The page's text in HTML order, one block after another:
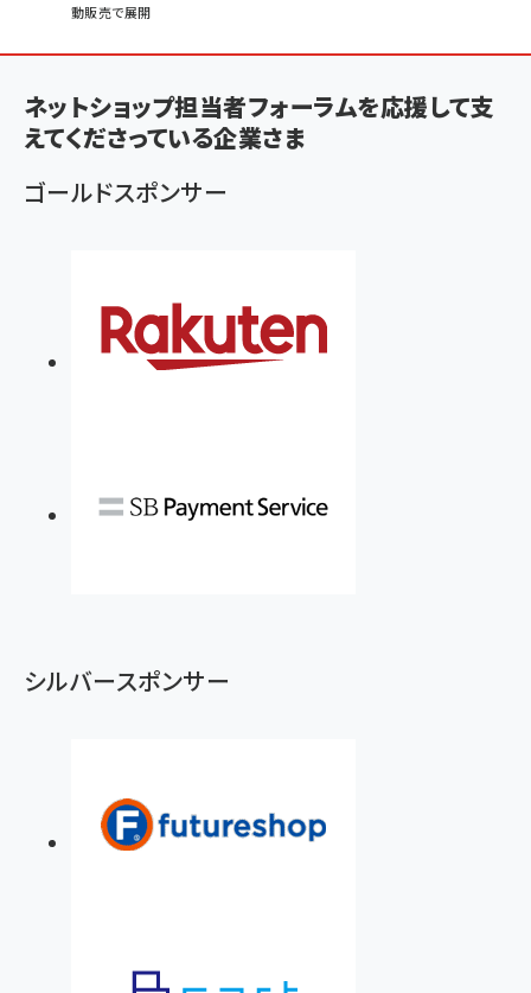
く
ず
動販売で展開
ネットショップ担当者フォーラムを応援して支
えてくださっている企業さま
ゴールドスポンサー
シルバースポンサー